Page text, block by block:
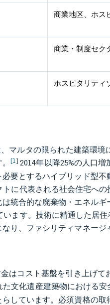
商業地区、ホス
商業・制度セク
ホスピタリティ
マルタの限られた建築環
。[1] 2014年以降25%の人口
要とするハイブリッド型
に代表される社会住宅へ
統合的な廃棄物・エネル
ます。技術に精通した居
り、ファシリティマネー
はコスト基盤を引き上げ
た文化遺産建築物における
しています。必須資格の